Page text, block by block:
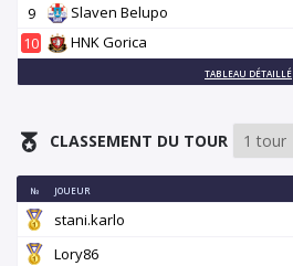
9
Slaven Belupo
10
HNK Gorica
TABLEAU DÉTAILLÉ
CLASSEMENT DU TOUR
№ JOUEUR
stani.karlo
Lory86